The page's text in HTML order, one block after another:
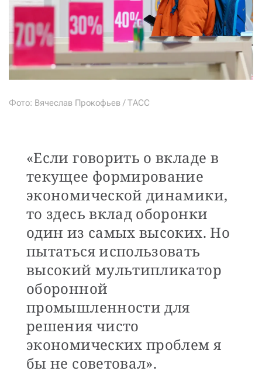
Фото: Вячеслав Прокофьев / ТАСС
«Если говорить о вкладе в
текущее формирование
экономической динамики,
то здесь вклад оборонки
один из самых высоких. Но
пытаться использовать
высокий мультипликатор
оборонной
промышленности для
решения чисто
экономических проблем я
бы не советовал».